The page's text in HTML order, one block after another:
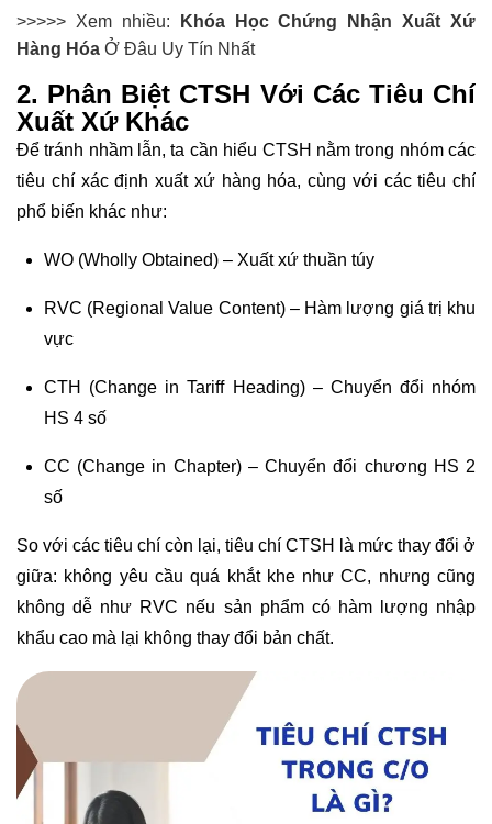
>>>>> Xem nhiều:
Khóa Học Chứng Nhận Xuất Xứ
Hàng Hóa Ở Đâu Uy Tín Nhất
2. Phân Biệt CTSH Với Các Tiêu Chí
Xuất Xứ Khác
Để tránh nhầm lẫn, ta cần hiểu CTSH nằm trong nhóm các
tiêu chí xác định xuất xứ hàng hóa, cùng với các tiêu chí
phổ biến khác như:
WO (Wholly Obtained) – Xuất xứ thuần túy
RVC (Regional Value Content) – Hàm lượng giá trị khu
vực
CTH (Change in Tariff Heading) – Chuyển đổi nhóm
HS 4 số
CC (Change in Chapter) – Chuyển đổi chương HS 2
số
So với các tiêu chí còn lại, tiêu chí CTSH là mức thay đổi ở
giữa: không yêu cầu quá khắt khe như CC, nhưng cũng
không dễ như RVC nếu sản phẩm có hàm lượng nhập
khẩu cao mà lại không thay đổi bản chất.